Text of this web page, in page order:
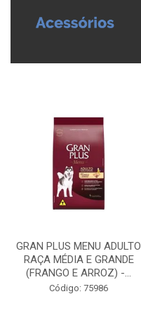
GRAN PLUS MENU ADULTO
RAÇA MÉDIA E GRANDE
(FRANGO E ARROZ) -...
Código: 75986